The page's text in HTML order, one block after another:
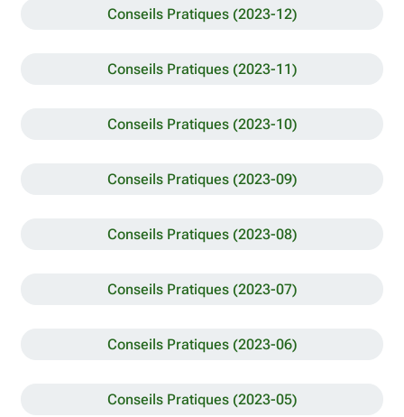
Conseils Pratiques (2023-12)
Conseils Pratiques (2023-11)
Conseils Pratiques (2023-10)
Conseils Pratiques (2023-09)
Conseils Pratiques (2023-08)
Conseils Pratiques (2023-07)
Conseils Pratiques (2023-06)
Conseils Pratiques (2023-05)